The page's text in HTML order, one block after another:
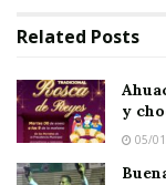
Related Posts
y
05/